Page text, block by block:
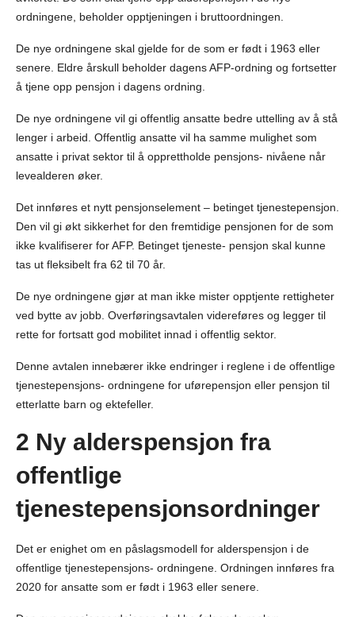
ordningene, beholder opptjeningen i bruttoordningen.
De nye ordningene skal gjelde for de som er født i 1963 eller
senere. Eldre årskull beholder dagens AFP-ordning og fortsetter
å tjene opp pensjon i dagens ordning.
De nye ordningene vil gi offentlig ansatte bedre uttelling av å stå
lenger i arbeid. Offentlig ansatte vil ha samme mulighet som
ansatte i privat sektor til å opprettholde pensjons- nivåene når
levealderen øker.
Det innføres et nytt pensjonselement – betinget tjenestepensjon.
Den vil gi økt sikkerhet for den fremtidige pensjonen for de som
ikke kvalifiserer for AFP. Betinget tjeneste- pensjon skal kunne
tas ut fleksibelt fra 62 til 70 år.
De nye ordningene gjør at man ikke mister opptjente rettigheter
ved bytte av jobb. Overføringsavtalen videreføres og legger til
rette for fortsatt god mobilitet innad i offentlig sektor.
Denne avtalen innebærer ikke endringer i reglene i de offentlige
tjenestepensjons- ordningene for uførepensjon eller pensjon til
etterlatte barn og ektefeller.
2 Ny alderspensjon fra
offentlige
tjenestepensjonsordninger
Det er enighet om en påslagsmodell for alderspensjon i de
offentlige tjenestepensjons- ordningene. Ordningen innføres fra
2020 for ansatte som er født i 1963 eller senere.